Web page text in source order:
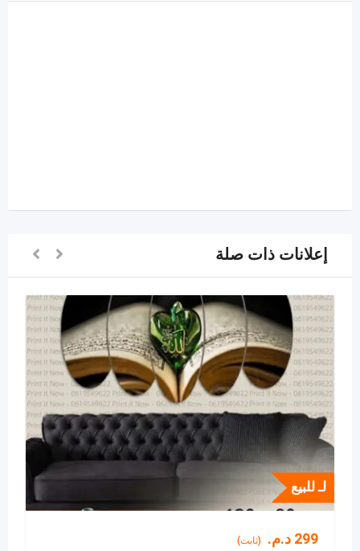
إعلانات ذات صلة
لـ للبيع
299 د.م. (ثابت)